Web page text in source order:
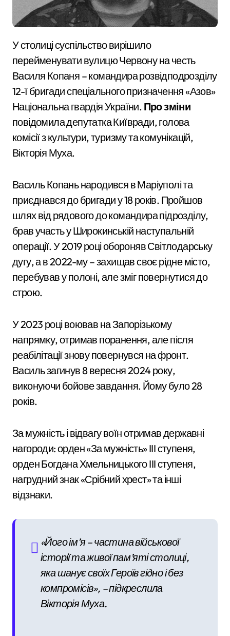
У столиці суспільство вирішило
перейменувати вулицю Червону на честь
Василя Копаня – командира розвідподрозділу
12-ї бригади спеціального призначення «Азов»
Національна гвардія України. Про зміни
повідомила депутатка Київради, голова
комісії з культури, туризму та комунікацій,
Вікторія Муха.
Василь Копань народився в Маріуполі та
приєднався до бригади у 18 років. Пройшов
шлях від рядового до командира підрозділу,
брав участь у Широкинській наступальній
операції. У 2019 році обороняв Світлодарську
дугу, а в 2022-му – захищав своє рідне місто,
перебував у полоні, але зміг повернутися до
строю.
У 2023 році воював на Запорізькому
напрямку, отримав поранення, але після
реабілітації знову повернувся на фронт.
Василь загинув 8 вересня 2024 року,
виконуючи бойове завдання. Йому було 28
років.
За мужність і відвагу воїн отримав державні
нагороди: орден «За мужність» III ступеня,
орден Богдана Хмельницького III ступеня,
нагрудний знак «Срібний хрест» та інші
відзнаки.
«Його ім’я – частина військової
історії та живої пам’яті столиці,
яка шанує своїх Героїв гідно і без
компромісів», – підкреслила
Вікторія Муха.